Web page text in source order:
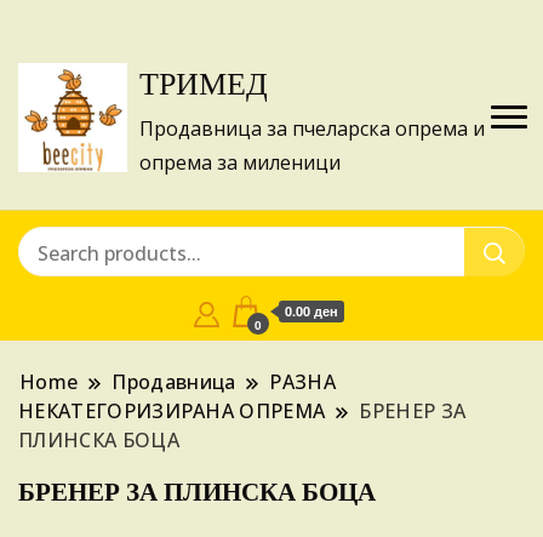
ТРИМЕД
Продавница за пчеларска опрема и
опрема за миленици
0
0.00 ден
Home Продавница
РАЗНА
НЕКАТЕГОРИЗИРАНА ОПРЕМА
БРЕНЕР ЗА
ПЛИНСКА БОЦА
БРЕНЕР ЗА ПЛИНСКА БОЦА